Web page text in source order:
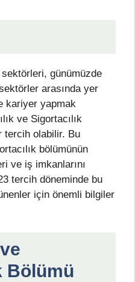
sektörleri, günümüzde
arasında yer
kariyer yapmak
ve Sigortacılık
tercih olabilir. Bu
bölümünün
ve iş imkanlarını
tercih döneminde bu
için önemli bilgiler
Bölümü